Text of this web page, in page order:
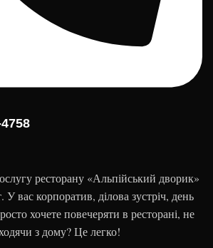
ресторану «Альпійський дворик»
вас корпоратив, ділова зустріч, день
хочете повечеряти в ресторані, не
з дому? Це легко!